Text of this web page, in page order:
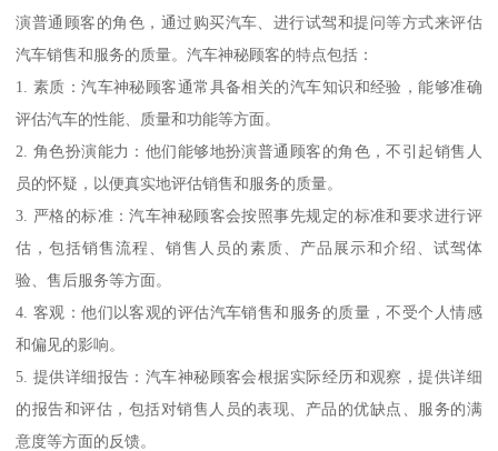
演普通顾客的角色，通过购买汽车、进行试驾和提问等方式来评估
汽车销售和服务的质量。汽车神秘顾客的特点包括：
1. 素质：汽车神秘顾客通常具备相关的汽车知识和经验，能够准确
评估汽车的性能、质量和功能等方面。
2. 角色扮演能力：他们能够地扮演普通顾客的角色，不引起销售人
员的怀疑，以便真实地评估销售和服务的质量。
3. 严格的标准：汽车神秘顾客会按照事先规定的标准和要求进行评
估，包括销售流程、销售人员的素质、产品展示和介绍、试驾体
验、售后服务等方面。
4. 客观：他们以客观的评估汽车销售和服务的质量，不受个人情感
和偏见的影响。
5. 提供详细报告：汽车神秘顾客会根据实际经历和观察，提供详细
的报告和评估，包括对销售人员的表现、产品的优缺点、服务的满
意度等方面的反馈。